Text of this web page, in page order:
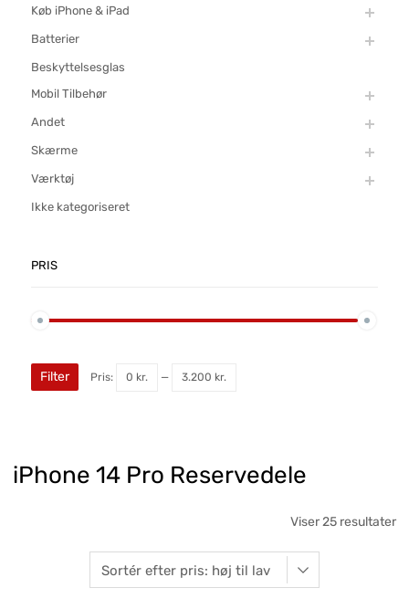
iPhone 14 Pro Reservedele
Viser 25 resultater
Køb iPhone & iPad
Batterier
Beskyttelsesglas
Mobil Tilbehør
Andet
Skærme
Værktøj
Ikke kategoriseret
PRIS
Filter Pris: 0 kr. — 3.200 kr.